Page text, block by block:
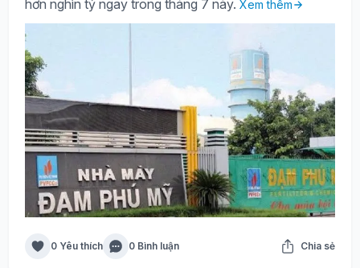
hơn nghìn tỷ ngay trong tháng 7 này. Xem thêm
0 Yêu thích 0 Bình luận Chia sẻ